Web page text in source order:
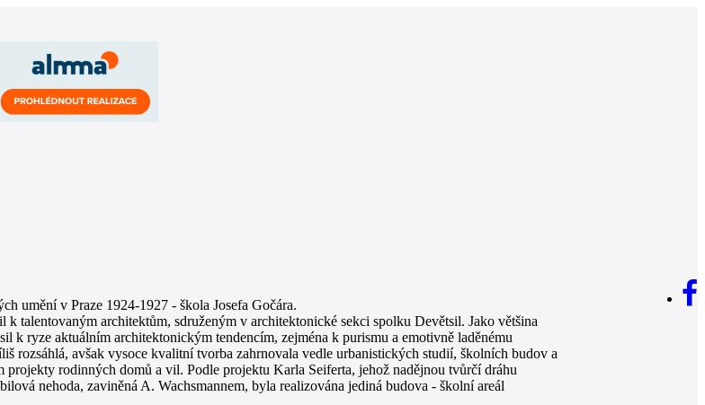
umění v Praze 1924-1927 - škola Josefa Gočára.
k talentovaným architektům, sdruženým v architektonické sekci spolku Devětsil. Jako většina
k ryze aktuálním architektonickým tendencím, zejména k purismu a emotivně laděnému
rozsáhlá, avšak vysoce kvalitní tvorba zahrnovala vedle urbanistických studií, školních budov a
projekty rodinných domů a vil. Podle projektu Karla Seiferta, jehož nadějnou tvůrčí dráhu
nehoda, zaviněná A. Wachsmannem, byla realizována jediná budova - školní areál